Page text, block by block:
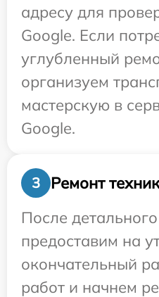
адресу для
Google. Если
углубленный
организуем
мастерскую в
Google.
3
Ремонт
После
предоставим на
окончательный
работ и начнем